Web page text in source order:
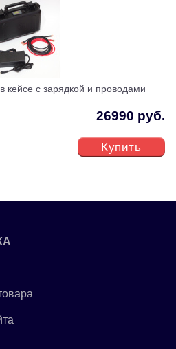
кейсе с зарядкой и проводами
26990 руб.
Купить